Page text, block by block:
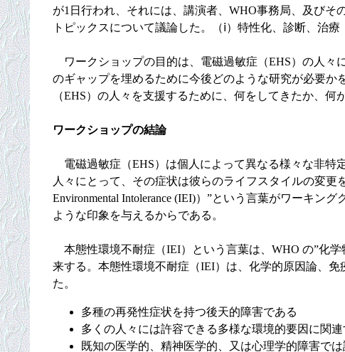
が1日行われ、それには、講演者、WHO事務局、及びそ
トピックスについて議論した。（ⅰ）特性化、診断、
ワークショップの目的は、電磁過敏症（EHS）の人々
のギャップを埋めるために今後どのような研究が必要
（EHS）の人々を支援するために、何をしてきたか、何
ワークショップの結論
電磁過敏症（EHS）は個人によって異なる様々な非特
人々にとって、その症状は彼らのライフスタイルの変更
Environmental Intolerance (IEI)）”という言葉がワーキン
ような印象を与えるからである。
本態性環境不耐症（IEI）という言葉は、WHO の”化学
来する。本態性環境不耐症（IEI）は、化学的原因論、
た。
多種の再発性症状を持つ後天的障害である
多くの人々には許容できる多様な環境的要因に関連
既知の医学的、精神医学的、又は心理学的障害で